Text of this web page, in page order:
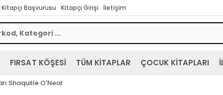
Kitapçı Başvurusu Kitapçı Girişi İletişim
FIRSAT KÖŞESİ TÜM KİTAPLAR ÇOCUK KİTAPLARI
Shaquille O'Neal